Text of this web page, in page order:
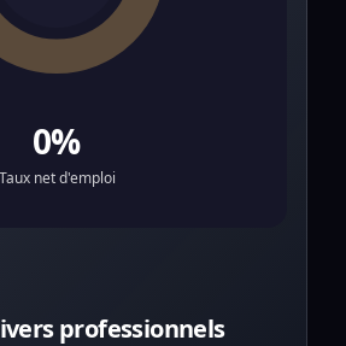
0%
Taux net d'emploi
professionnels